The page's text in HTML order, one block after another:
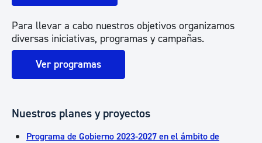
Para llevar a cabo nuestros objetivos organizamos
diversas iniciativas, programas y campañas.
Ver programas
Nuestros planes y proyectos
Programa de Gobierno 2023-2027 en el ámbito de